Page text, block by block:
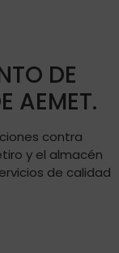
DE
AEMET.
contra
y el almacén
de calidad